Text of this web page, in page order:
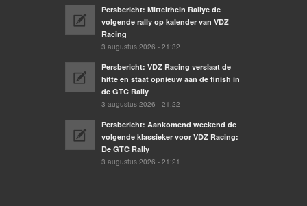
Persbericht: Mittelrhein Rallye de
volgende rally op kalender van VDZ
Racing
3 augustus 2026 - 21:32
Persbericht: VDZ Racing verslaat de
hitte en staat opnieuw aan de finish in
de GTC Rally
3 augustus 2026 - 21:22
Persbericht: Aankomend weekend de
volgende klassieker voor VDZ Racing:
De GTC Rally
3 augustus 2026 - 21:21